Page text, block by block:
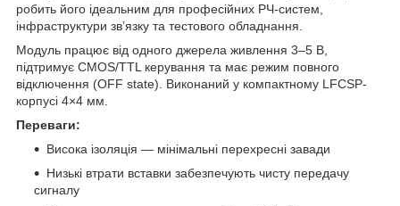
робить його ідеальним для професійних РЧ-систем,
інфраструктури зв’язку та тестового обладнання.
Модуль працює від одного джерела живлення 3–5 В,
підтримує CMOS/TTL керування та має режим повного
відключення (OFF state). Виконаний у компактному LFCSP-
корпусі 4×4 мм.
Переваги:
Висока ізоляція — мінімальні перехресні завади
Низькі втрати вставки забезпечують чисту передачу
сигналу